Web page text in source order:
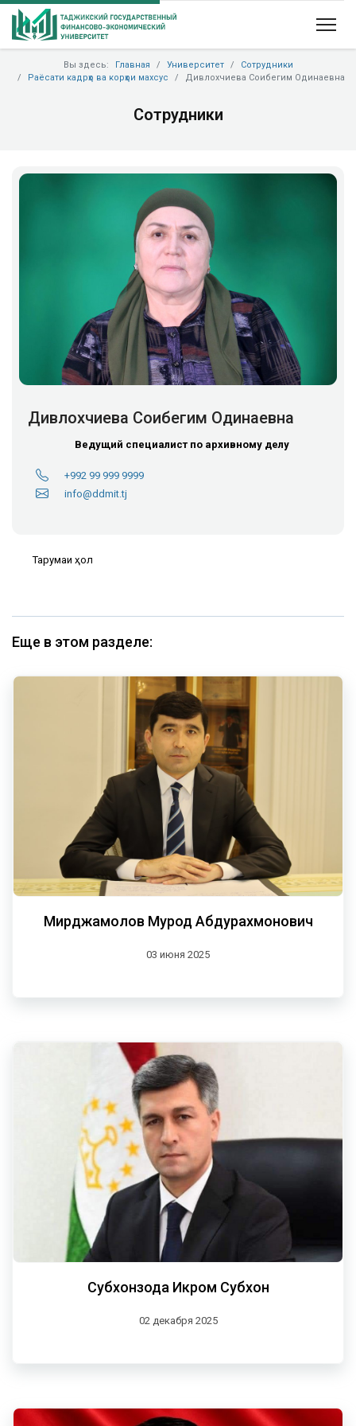
Вы здесь: Главная Университет
Сотрудники
Раёсати кадрҳо ва корҳои махсус
Дивлохчиева Соибегим Одинаевна
Сотрудники
Дивлохчиева Соибегим Одинаевна
Ведущий специалист по архивному делу
+992 99 999 9999
info@ddmit.tj
Тарҷумаи ҳол
Еще в этом разделе:
Мирджамолов Мурод Абдурахмонович
03 июня 2025
Субхонзода Икром Субхон
02 декабря 2025